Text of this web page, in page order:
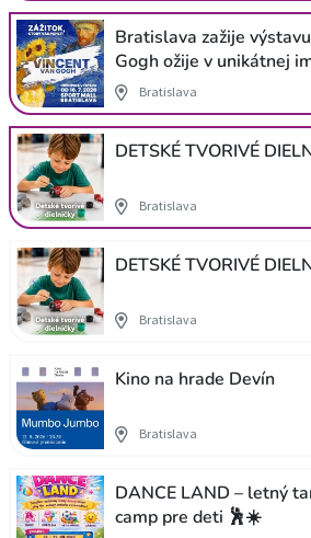
Bratislava zažije
Gogh ožije v unikátnej
Bratislava
DETSKÉ TVORIVÉ
Bratislava
DETSKÉ TVORIVÉ
Bratislava
Kino na hrade Devín
Bratislava
DANCE LAND – letný
camp pre deti 🕺☀️